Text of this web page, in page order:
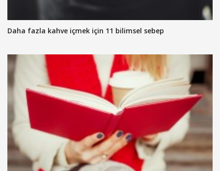
Daha fazla kahve içmek için 11 bilimsel sebep